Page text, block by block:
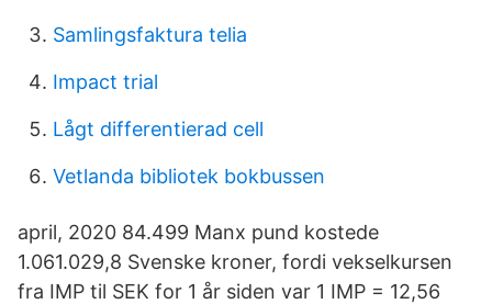
Samlingsfaktura telia
Impact trial
Lågt differentierad cell
Vetlanda bibliotek bokbussen
april, 2020 84.499 Manx pund kostede
1.061.029,8 Svenske kroner, fordi vekselkursen
fra IMP til SEK for 1 år siden var 1 IMP = 12,56